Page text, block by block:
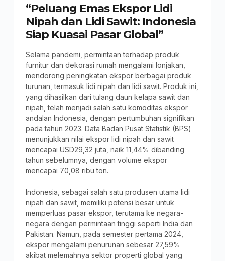
“Peluang Emas Ekspor Lidi
Nipah dan Lidi Sawit: Indonesia
Siap Kuasai Pasar Global”
Selama pandemi, permintaan terhadap produk
furnitur dan dekorasi rumah mengalami lonjakan,
mendorong peningkatan ekspor berbagai produk
turunan, termasuk lidi nipah dan lidi sawit. Produk ini,
yang dihasilkan dari tulang daun kelapa sawit dan
nipah, telah menjadi salah satu komoditas ekspor
andalan Indonesia, dengan pertumbuhan signifikan
pada tahun 2023. Data Badan Pusat Statistik (BPS)
menunjukkan nilai ekspor lidi nipah dan sawit
mencapai USD29,32 juta, naik 11,44% dibanding
tahun sebelumnya, dengan volume ekspor
mencapai 70,08 ribu ton.
Indonesia, sebagai salah satu produsen utama lidi
nipah dan sawit, memiliki potensi besar untuk
memperluas pasar ekspor, terutama ke negara-
negara dengan permintaan tinggi seperti India dan
Pakistan. Namun, pada semester pertama 2024,
ekspor mengalami penurunan sebesar 27,59%
akibat melemahnya sektor properti global yang